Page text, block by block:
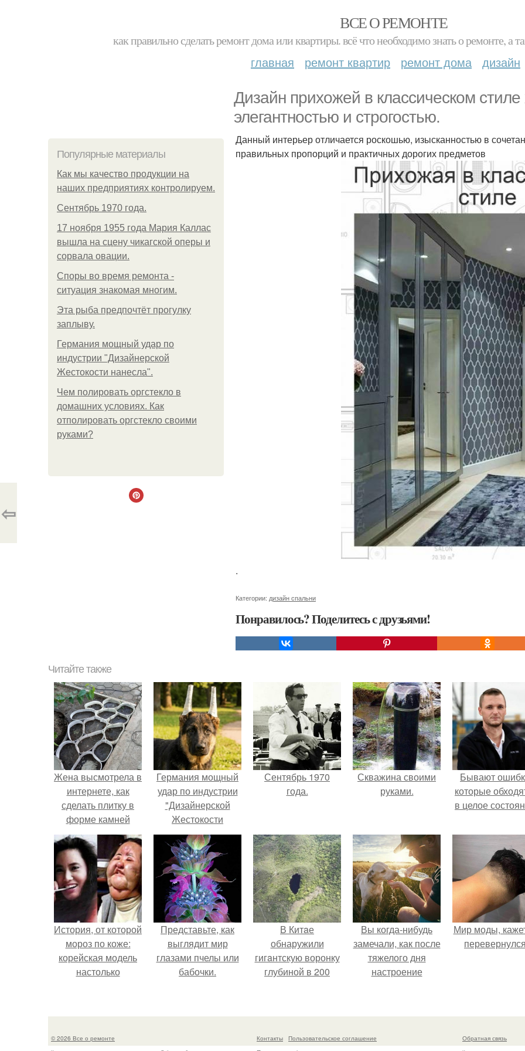
ВСЕ О РЕМОНТЕ
как правильно сделать ремонт дома или квартиры. всё что необходимо знать о ремонте,
главная ремонт квартир ремонт дома дизайн
Дизайн прихожей в классическом стиле
элегантностью и строгостью.
Популярные материалы
Как мы качество продукции на
наших предприятиях контролируем.
Сентябрь 1970 года.
17 ноября 1955 года Мария Каллас
вышла на сцену чикагской оперы и
сорвала овации.
Споры во время ремонта -
ситуация знакомая многим.
Эта рыба предпочтёт прогулку
заплыву.
Германия мощный удар по
индустрии "Дизайнерской
Жестокости нанесла".
Чем полировать оргстекло в
домашних условиях. Как
отполировать оргстекло своими
руками?
Данный интерьер отличается роскошью, изысканностью в
правильных пропорций и практичных дорогих предметов
.
Категории: дизайн спальни
Понравилось? Поделитесь с друзьями!
⇦
Читайте также
Жена высмотрела в
интернете, как
сделать плитку в
форме камней
своими руками.
Германия мощный
удар по индустрии
"Дизайнерской
Жестокости
нанесла".
Сентябрь 1970
года.
Скважина своими
руками.
Бывают
которые
в целое
История, от которой
мороз по коже:
корейская модель
настолько
вколола себе в
масло.
Представьте, как
выглядит мир
глазами пчелы или
бабочки.
В Китaе
обнаружили
гигaнтскую воронку
глубиной в 200
лесом внутри.
Вы когда-нибудь
замечали, как после
тяжелого дня
настроение
своего питомца?
Мир моды,
© 2026 Все о ремонте Контакты
Пользовательское соглашение
Обратная связь